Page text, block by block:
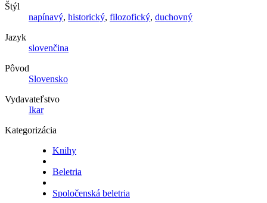
Štýl
napínavý, historický, filozofický, duchovný
Jazyk
slovenčina
Pôvod
Slovensko
Vydavateľstvo
Ikar
Kategorizácia
Knihy
Beletria
Spoločenská beletria